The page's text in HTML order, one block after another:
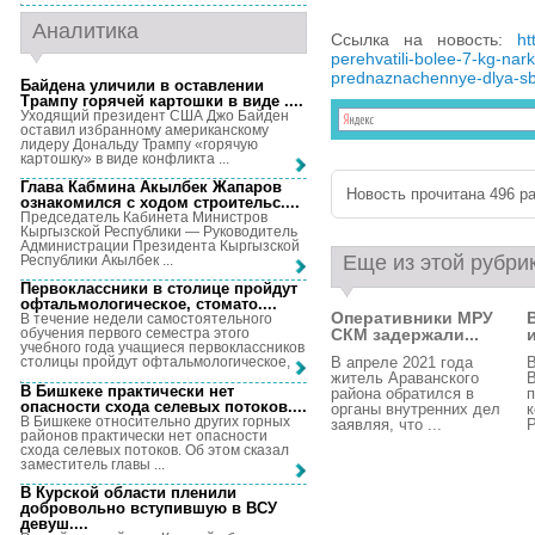
Ссылка на новость:
perehvatili-bolee-7-kg-
prednaznachennye-dlya-
Новость прочитана 496
Еще из этой
Оперативники МРУ
СКМ задержали...
В апреле 2021 года
житель Араванского
района обратился в
органы внутренних дел
заявляя, что ...
Аналитика
Байдена уличили в оставлении
Трампу горячей картошки в виде ....
Уходящий президент США Джо Байден
оставил избранному американскому
лидеру Дональду Трампу «горячую
картошку» в виде конфликта ...
Глава Кабмина Акылбек Жапаров
ознакомился с ходом строительс....
Председатель Кабинета Министров
Кыргызской Республики — Руководитель
Администрации Президента Кыргызской
Республики Акылбек ...
Первоклассники в столице пройдут
офтальмологическое, стомато....
В течение недели самостоятельного
обучения первого семестра этого
учебного года учащиеся первоклассников
столицы пройдут офтальмологическое, ...
В Бишкеке практически нет
опасности схода селевых потоков....
В Бишкеке относительно других горных
районов практически нет опасности
схода селевых потоков. Об этом сказал
заместитель главы ...
В Курской области пленили
добровольно вступившую в ВСУ
девуш....